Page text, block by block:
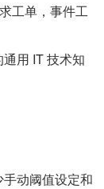
工单，事件工
用 IT 技术知
动阈值设定和